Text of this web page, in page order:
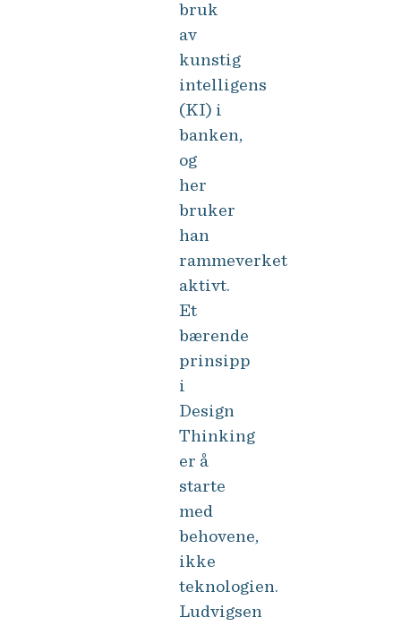
bruk
av
kunstig
intelligens
(KI) i
banken,
og
her
bruker
han
rammeverket
aktivt.
Et
bærende
prinsipp
i
Design
Thinking
er å
starte
med
behovene,
ikke
teknologien.
Ludvigsen